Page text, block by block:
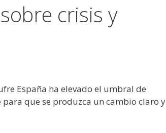
crisis y
España ha elevado el umbral de
que se produzca un cambio claro y